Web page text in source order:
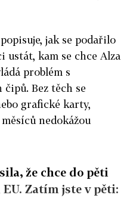
jak se podařilo
ustát, kam se chce Alza
problém s
Bez těch se
grafické karty,
nedokážou
že chce do pěti
Zatím jste v pěti: